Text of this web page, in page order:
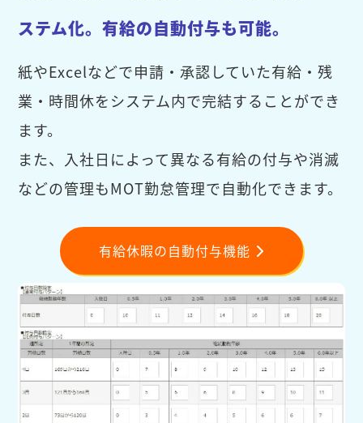
ステム化。有給の自動付与も可能。
紙やExcelなどで申請・承認していた有給・残
業・時間休をシステム内で完結することができ
ます。
また、入社日によって異なる有給の付与や消滅
などの管理もMOT勤怠管理で自動化できます。
有給休暇の自動付与機能